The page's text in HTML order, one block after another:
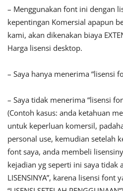
– Menggunakan font ini dengan
kepentingan Komersial apapun
kami, akan dikenakan biaya
Harga lisensi desktop.
– Saya hanya menerima “lisensi
– Saya tidak menerima “lisensi
(Contoh kasus: anda ketahuan
untuk keperluan komersil,
personal use, kemudian setelah
font saya, anda membeli
kejadian yg seperti ini saya tidak
LISENSINYA”, karena lisensi font